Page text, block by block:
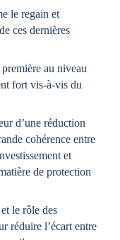
le regain et
ces dernières
au niveau
fort vis-à-vis du
d’une réduction
cohérence entre
et
de protection
le rôle des
réduire l’écart entre